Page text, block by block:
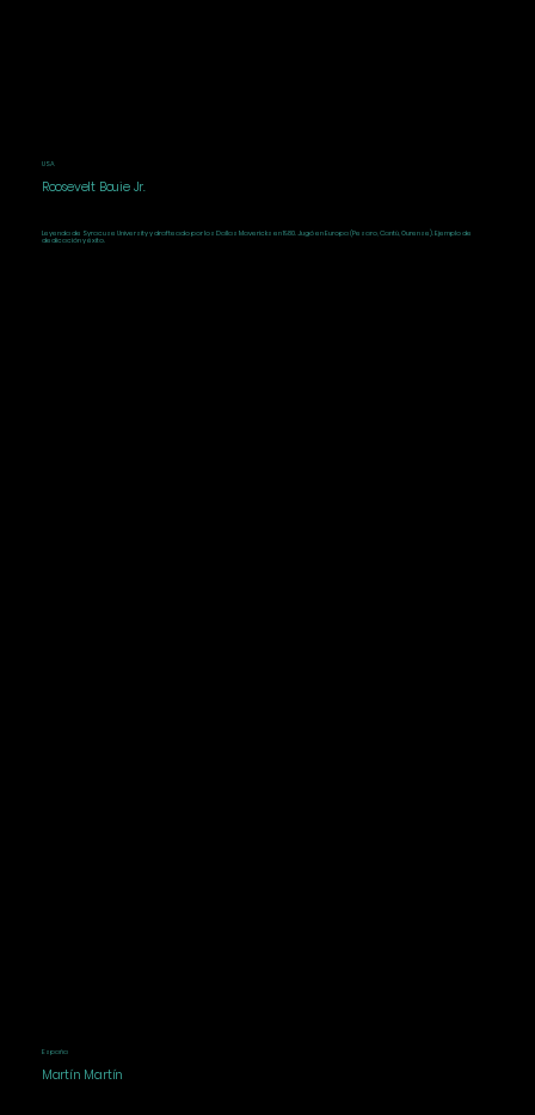
USA
Roosevelt Bouie Jr.
Leyenda de Syracuse University y drafteado por los Dallas Mavericks en 1980. Jugó en Europa (Pesaro, Cantù, Ourense). Ejemplo de
dedicación y éxito.
España
Martín Martín